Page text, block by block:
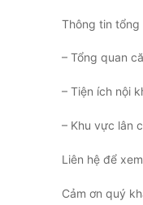
Thông tin tổng
– Tổng quan
– Tiện ích nội
– Khu vực lân
Liên hệ để
Cảm ơn quý